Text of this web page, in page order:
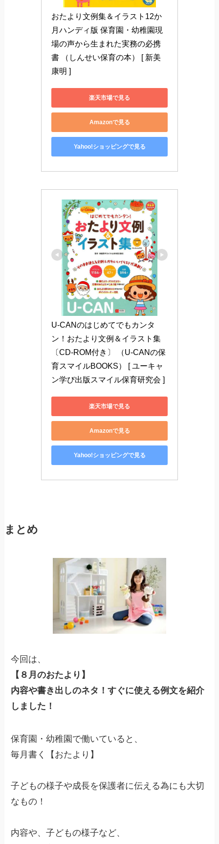
おたより文例集＆イラスト12か
月ハンディ版 保育園・幼稚園現
場の声から生まれた実務の必携
書 （しんせい保育の本） [ 新美
康明 ]
楽天市場で見る
Amazonで見る
Yahoo!ショッピングで見る
U-CANのはじめてでもカンタ
ン！おたより文例＆イラスト集
〔CD-ROM付き〕 （U-CANの保
育スマイルBOOKS） [ ユーキャ
ン学び出版スマイル保育研究会 ]
楽天市場で見る
Amazonで見る
Yahoo!ショッピングで見る
まとめ
今回は、
【８月のおたより】
内容や書き出しのネタ！すぐに使える例文を紹介
しました！
保育園・幼稚園で働いていると、
毎月書く【おたより】
子どもの様子や成長を保護者に伝える為にも大切
なもの！
内容や、子どもの様子など、